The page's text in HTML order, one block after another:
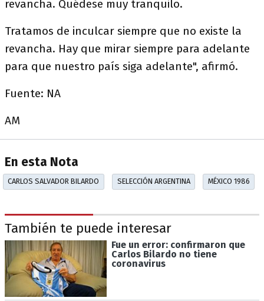
revancha. Quédese muy tranquilo.
Tratamos de inculcar siempre que no existe la
revancha. Hay que mirar siempre para adelante
para que nuestro país siga adelante", afirmó.
Fuente: NA
AM
En esta Nota
CARLOS SALVADOR BILARDO SELECCIÓN ARGENTINA MÉXICO 1986
También te puede interesar
Fue un error: confirmaron que
Carlos Bilardo no tiene
coronavirus